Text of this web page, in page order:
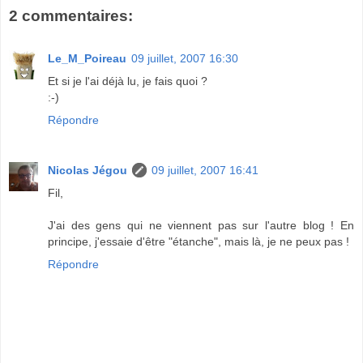
2 commentaires:
Le_M_Poireau 09 juillet, 2007 16:30
Et si je l'ai déjà lu, je fais quoi ?
:-)
Répondre
Nicolas Jégou
09 juillet, 2007 16:41
Fil,
J'ai des gens qui ne viennent pas sur l'autre blog ! En
principe, j'essaie d'être "étanche", mais là, je ne peux pas !
Répondre